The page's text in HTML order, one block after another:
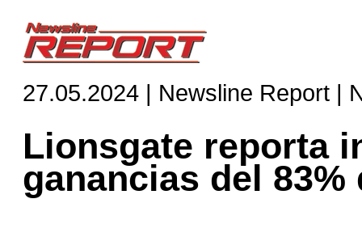
27.05.2024 | Newsline Report |
Lionsgate reporta
ganancias del 83%